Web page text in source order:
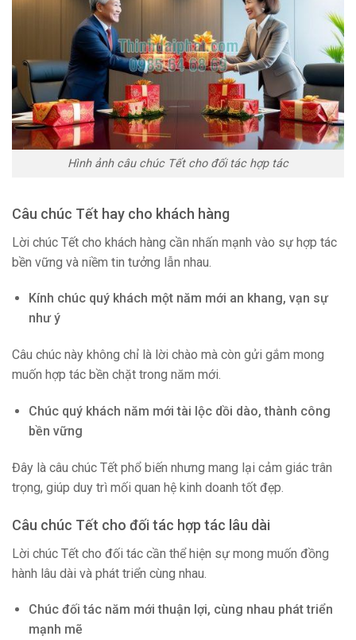
Hình ảnh câu chúc Tết cho đối tác hợp tác
Câu chúc Tết hay cho khách hàng
Lời chúc Tết cho khách hàng cần nhấn mạnh vào sự hợp tác
bền vững và niềm tin tưởng lẫn nhau.
Kính chúc quý khách một năm mới an khang, vạn sự
như ý
Câu chúc này không chỉ là lời chào mà còn gửi gắm mong
muốn hợp tác bền chặt trong năm mới.
Chúc quý khách năm mới tài lộc dồi dào, thành công
bền vững
Đây là câu chúc Tết phổ biến nhưng mang lại cảm giác trân
trọng, giúp duy trì mối quan hệ kinh doanh tốt đẹp.
Câu chúc Tết cho đối tác hợp tác lâu dài
Lời chúc Tết cho đối tác cần thể hiện sự mong muốn đồng
hành lâu dài và phát triển cùng nhau.
Chúc đối tác năm mới thuận lợi, cùng nhau phát triển
mạnh mẽ